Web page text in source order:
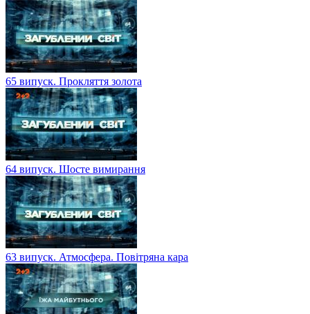
65 випуск. Прокляття золота
64 випуск. Шосте вимирання
63 випуск. Атмосфера. Повітряна кара